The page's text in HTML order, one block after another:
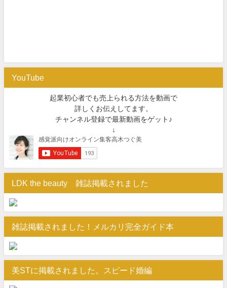
YouTube
起業初心者でも売上られる方法を動画で
詳しくお伝えしてます。
チャンネル登録で最新動画をゲット♪
↓
LDK the beauty 雑誌掲載されました
雑誌掲載されました！メルカリ完全ガイド本
美STに掲載されました。スピード婚編